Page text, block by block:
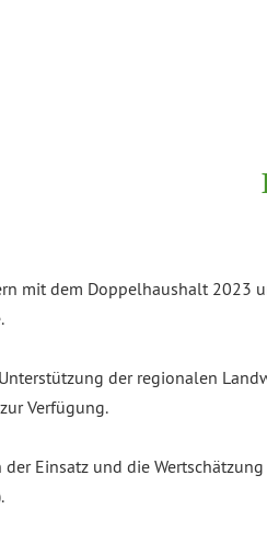
mit dem Doppelhaushalt 2023
Unterstützung der regionalen
Verfügung.
der Einsatz und die